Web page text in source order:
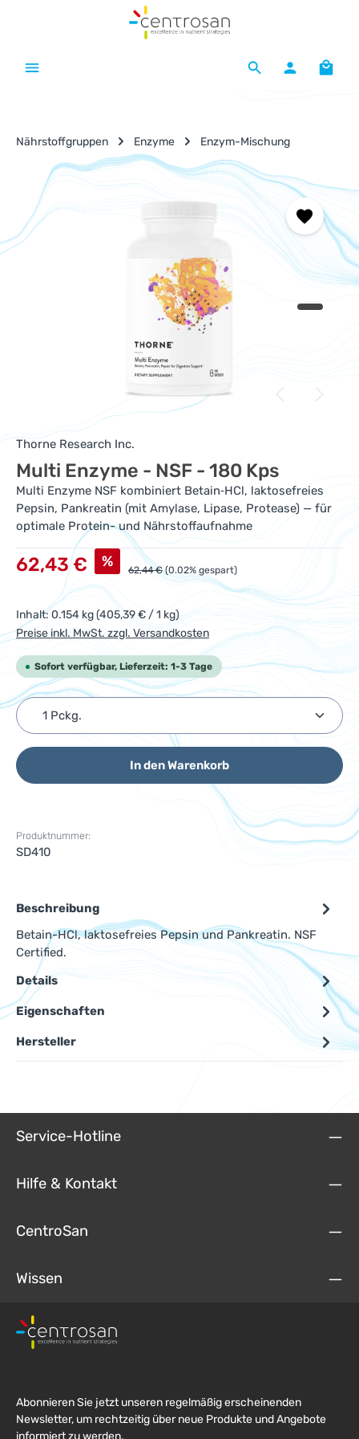
Zum Hauptinhalt springen
Nährstoffgruppen Enzyme Enzym-Mischung
Bildergalerie überspringen
Thorne Research Inc.
Multi Enzyme - NSF - 180 Kps
Multi Enzyme NSF kombiniert Betain‑HCl, laktosefreies
Pepsin, Pankreatin (mit Amylase, Lipase, Protease) — für
optimale Protein- und Nährstoffaufnahme
Verkaufspreis:
62,43 € % Regulärer Preis:
62,44 € (0.02% gespart)
Inhalt:0.154 kg(405,39 € / 1 kg)
Preise inkl. MwSt. zzgl. Versandkosten
Sofort verfügbar, Lieferzeit: 1-3 Tage
Produkt Anzahl: Gib den gewünschten Wert ein
In den Warenkorb
Produktnummer:
SD410
Beschreibung
Betain-HCl, laktosefreies Pepsin und Pankreatin. NSF
Certified.
Details
Eigenschaften
Hersteller
Service-Hotline
Hilfe & Kontakt
CentroSan
Wissen
Abonnieren Sie jetzt unseren regelmäßig erscheinenden
Newsletter, um rechtzeitig über neue Produkte und Angebote
informiert zu werden.